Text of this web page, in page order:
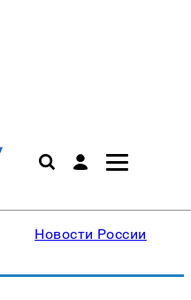
Новости России